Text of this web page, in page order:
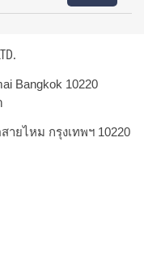
Bangkok 10220
ายไหม กรุงเทพฯ 10220